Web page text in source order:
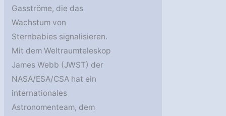
Gasströme, die das
Wachstum von
Sternbabies signalisieren.
Mit dem Weltraumteleskop
James Webb (JWST) der
NASA/ESA/CSA hat ein
internationales
Astronomenteam, dem